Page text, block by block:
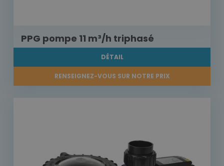
PPG pompe 11 m³/h triphasé
DÉTAIL
RENSEIGNEZ-VOUS SUR NOTRE PRIX